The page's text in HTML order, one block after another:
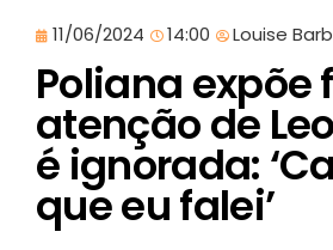
11/06/2024 14:00 Louise
Poliana expõe
atenção de
é ignorada:
que eu falei’